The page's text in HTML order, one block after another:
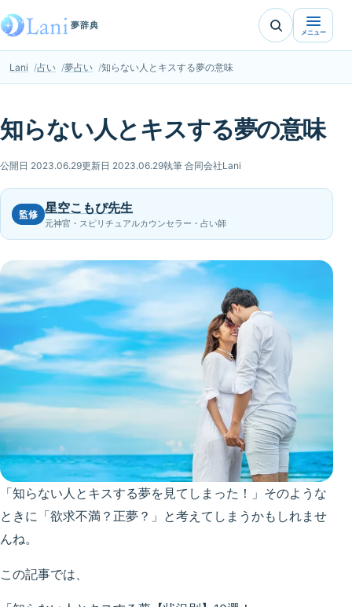
夢辞典
メニュー
Lani 占い 夢占い 知らない人とキスする夢の意味
知らない人とキスする夢の意味
公開日 2023.06.29更新日 2023.06.29執筆 合同会社Lani
監修 星空こもぴ先生
元神官・スピリチュアルカウンセラー・占い師
「知らない人とキスする夢を見てしまった！」そのような
ときに「欲求不満？正夢？」と考えてしまうかもしれませ
んね。
この記事では、